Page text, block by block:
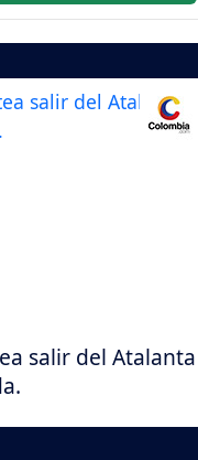
salir del Atalanta